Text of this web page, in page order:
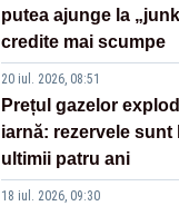
putea ajunge la
credite mai scumpe
20 iul. 2026, 08:51
Prețul gazelor
iarnă: rezervele sunt
ultimii patru ani
18 iul. 2026, 09:30